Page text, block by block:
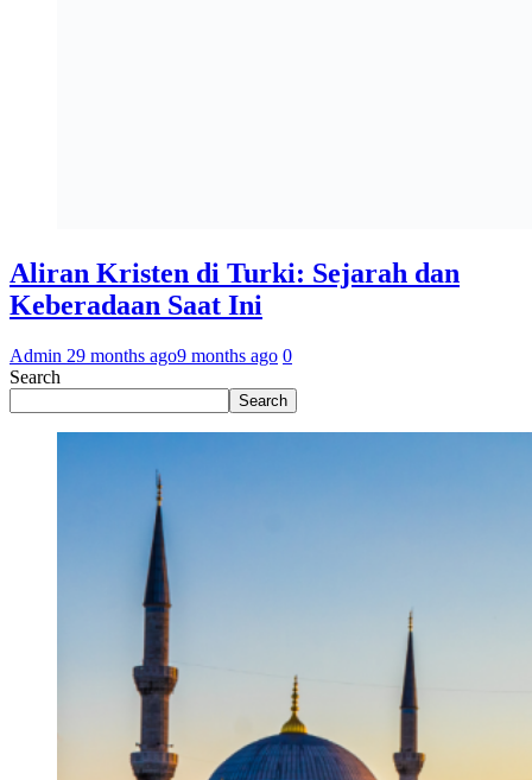
Aliran Kristen di Turki: Sejarah dan
Keberadaan Saat Ini
Admin 29 months ago9 months ago 0
Search
Search